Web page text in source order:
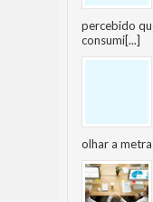
percebido
consumi[...]
olhar a